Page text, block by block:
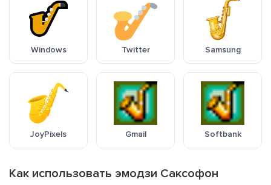
Windows Twitter Samsung
JoyPixels Gmail Softbank
Как использовать эмодзи Саксофон